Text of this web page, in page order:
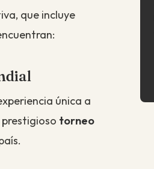
que incluye
única a
torneo